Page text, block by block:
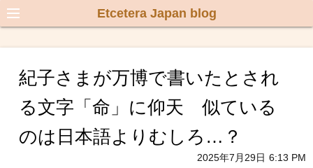
Etcetera Japan blog
紀子さまが万博で書いたとされ
る文字「命」に仰天 似ている
のは日本語よりむしろ…？
2025年7月29日 6:13 PM